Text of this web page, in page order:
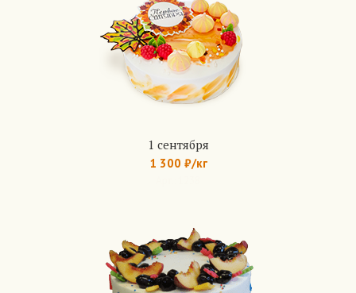
1 сентября
1 300 ₽/кг